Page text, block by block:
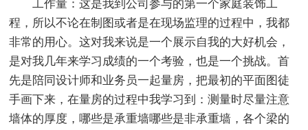
工作量：这是我到公司参与的第一个家庭装饰工
程，所以不论在制图或者是在现场监理的过程中，我都
非常的用心。这对我来说是一个展示自我的大好机会，
是对我几年来学习成绩的一个考验，也是一个挑战。首
先是陪同设计师和业务员一起量房，把最初的平面图徒
手画下来，在量房的过程中我学习到：测量时尽量注意
墙体的厚度，哪些是承重墙哪些是非承重墙，各个梁的